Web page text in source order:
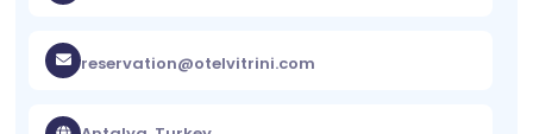
reservation@otelvitrini.com